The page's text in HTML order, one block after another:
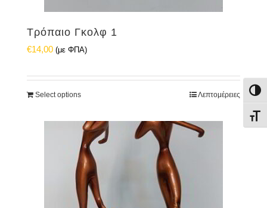
Τρόπαιο Γκολφ 1
€14,00 (με ΦΠΑ)
Select options Λεπτομέρειες